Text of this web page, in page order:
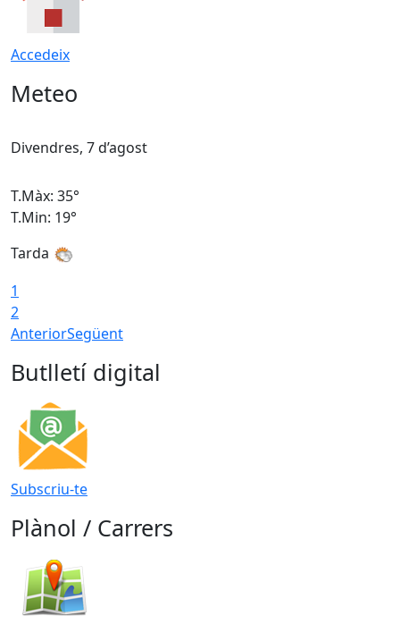
Accedeix
Meteo
Divendres, 7 d’agost
T.Màx: 35°
T.Min: 19°
Tarda
1
2
AnteriorSegüent
Butlletí digital
Subscriu-te
Plànol / Carrers